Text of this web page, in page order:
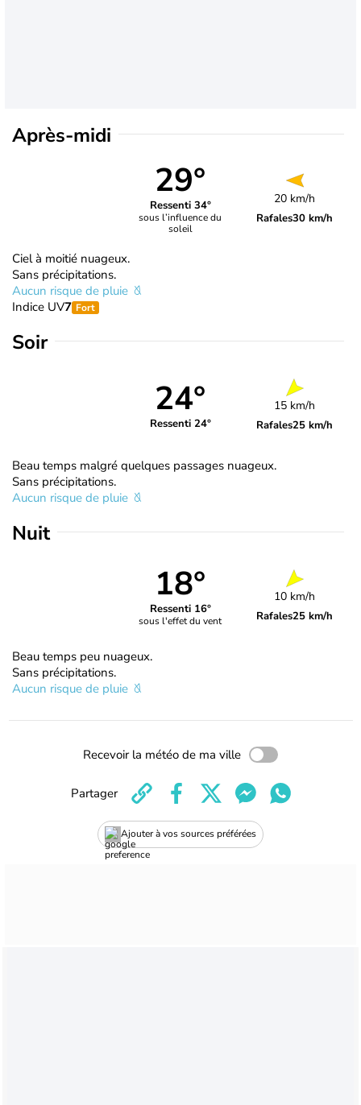
Après-midi
29°
Ressenti 34°
sous l’influence du
soleil
20 km/h
Rafales30 km/h
Ciel à moitié nuageux.
Sans précipitations.
Aucun risque de pluie
Indice UV7 Fort
Soir
24°
Ressenti 24°
15 km/h
Rafales25 km/h
Beau temps malgré quelques passages nuageux.
Sans précipitations.
Aucun risque de pluie
Nuit
18°
Ressenti 16°
sous l'effet du vent
10 km/h
Rafales25 km/h
Beau temps peu nuageux.
Sans précipitations.
Aucun risque de pluie
Recevoir la météo de ma ville
Ajouter à vos sources préférées
Partager